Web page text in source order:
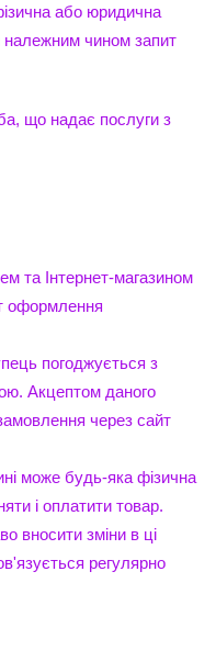
або юридична
чином запит
що надає послуги з
та Інтернет-магазином
оформлення
погоджується з
Акцептом даного
через сайт
може будь-яка фізична
і оплатити товар.
вносити зміни в ці
регулярно